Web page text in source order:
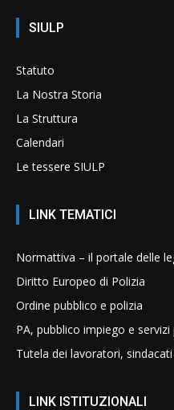
SIULP
Statuto
La Nostra Storia
La Struttura
Calendari
Le tessere SIULP
LINK TEMATICI
Normattiva – il portale delle
Diritto Europeo di Polizia
Ordine pubblico e polizia
PA, pubblico impiego e servizi
Tutela dei lavoratori,
LINK ISTITUZIONALI